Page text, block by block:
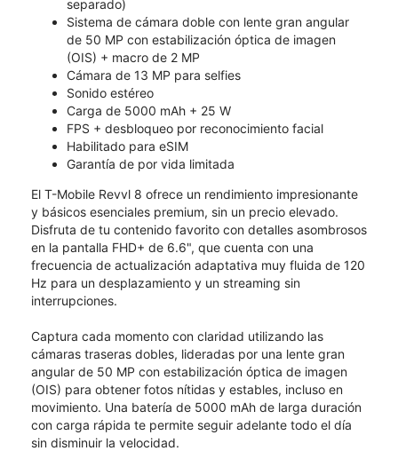
separado)
Sistema de cámara doble con lente gran angular
de 50 MP con estabilización óptica de imagen
(OIS) + macro de 2 MP
Cámara de 13 MP para selfies
Sonido estéreo
Carga de 5000 mAh + 25 W
FPS + desbloqueo por reconocimiento facial
Habilitado para eSIM
Garantía de por vida limitada
El T-Mobile Revvl 8 ofrece un rendimiento impresionante
y básicos esenciales premium, sin un precio elevado.
Disfruta de tu contenido favorito con detalles asombrosos
en la pantalla FHD+ de 6.6", que cuenta con una
frecuencia de actualización adaptativa muy fluida de 120
Hz para un desplazamiento y un streaming sin
interrupciones.
Captura cada momento con claridad utilizando las
cámaras traseras dobles, lideradas por una lente gran
angular de 50 MP con estabilización óptica de imagen
(OIS) para obtener fotos nítidas y estables, incluso en
movimiento. Una batería de 5000 mAh de larga duración
con carga rápida te permite seguir adelante todo el día
sin disminuir la velocidad.